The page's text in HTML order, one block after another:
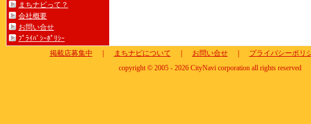
まちナビって？
会社概要
お問い合せ
ﾌﾟﾗｲﾊﾞｼｰﾎﾟﾘｼｰ
掲載店募集中 まちナビについて お問い合せ｜ プライバシーポリ
copyright © 2005 - 2026 CityNavi corporation all rights reserved